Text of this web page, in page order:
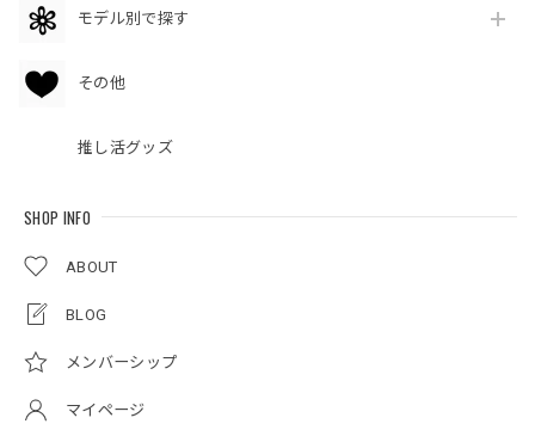
モデル別で探す
その他
推し活グッズ
SHOP INFO
ABOUT
BLOG
メンバーシップ
マイページ